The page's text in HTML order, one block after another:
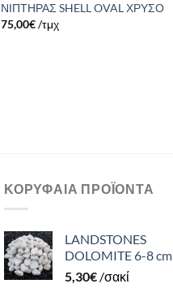
ΝΙΠΤΗΡΑΣ SHELL OVAL ΧΡΥΣΟ
75,00€/τμχ
ΚΟΡΥΦΑΊΑ ΠΡΟΪΌΝΤΑ
LANDSTONES
DOLOMITE 6-8 cm
5,30€ /σακί